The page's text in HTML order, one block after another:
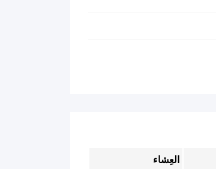
العِشاء